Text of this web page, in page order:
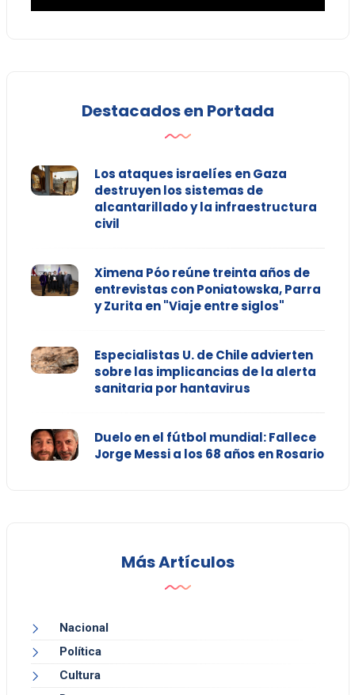
Destacados en Portada
Los ataques israelíes en Gaza
destruyen los sistemas de
alcantarillado y la infraestructura
civil
Ximena Póo reúne treinta años de
entrevistas con Poniatowska, Parra
y Zurita en "Viaje entre siglos"
Especialistas U. de Chile advierten
sobre las implicancias de la alerta
sanitaria por hantavirus
Duelo en el fútbol mundial: Fallece
Jorge Messi a los 68 años en Rosario
Más Artículos
Nacional
Política
Cultura